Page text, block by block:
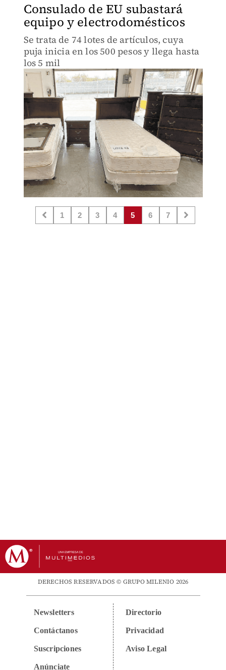
Consulado de EU subastará
equipo y electrodomésticos
Se trata de 74 lotes de artículos, cuya
puja inicia en los 500 pesos y llega hasta
los 5 mil
1 2 3 4 5 6 7
DERECHOS RESERVADOS © GRUPO MILENIO 2026
Newsletters
Contáctanos
Suscripciones
Anúnciate
Directorio
Privacidad
Aviso Legal